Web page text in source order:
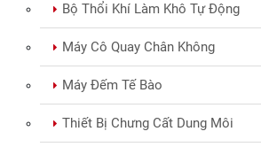
Bộ Thổi Khí Làm Khô Tự Động
Máy Cô Quay Chân Không
Máy Đếm Tế Bào
Thiết Bị Chưng Cất Dung Môi